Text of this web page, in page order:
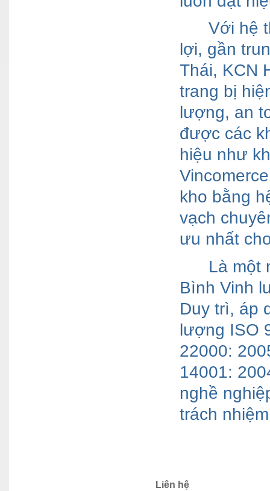
Với hệ
lợi, gần
Thái, KCN
trang bị
lượng, an
được các
hiệu như
kho bằng
vạch
ưu nhất
Là một
Bình Vinh
Duy trì, áp
lượng ISO
22000:
14001:
nghề
trách
Liên hệ